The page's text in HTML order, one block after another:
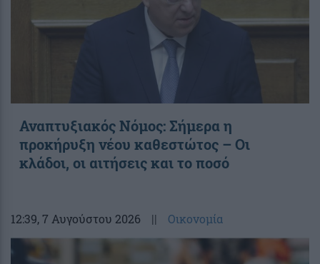
Αναπτυξιακός Νόμος: Σήμερα η
προκήρυξη νέου καθεστώτος – Οι
κλάδοι, οι αιτήσεις και το ποσό
12:39, 7 Αυγούστου 2026 || Οικονομία